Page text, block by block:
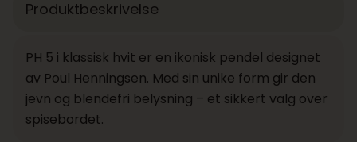
Produktbeskrivelse
PH 5 i klassisk hvit er en ikonisk pendel designet
av Poul Henningsen. Med sin unike form gir den
jevn og blendefri belysning – et sikkert valg over
spisebordet.